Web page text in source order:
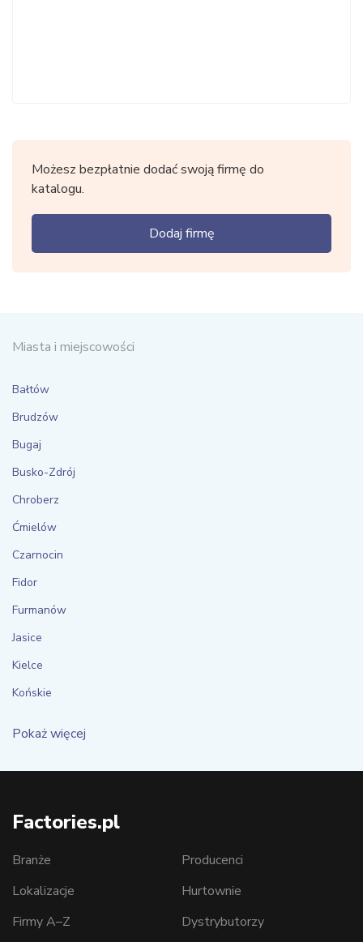
Możesz bezpłatnie dodać swoją firmę do
katalogu.
Dodaj firmę
Miasta i miejscowości
Bałtów
Brudzów
Bugaj
Busko-Zdrój
Chroberz
Ćmielów
Czarnocin
Fidor
Furmanów
Jasice
Kielce
Końskie
Pokaż więcej
Factories.pl
Branże
Lokalizacje
Firmy A–Z
Producenci
Hurtownie
Dystrybutorzy